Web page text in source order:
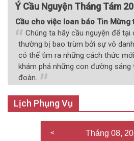
Ý Cầu Nguyện Tháng Tám
Cầu cho việc loan báo Tin
Chúng ta hãy cầu nguyện để tại
thường bị bao trùm bởi sự vô
có thể tìm ra những cách thức
khám phá những con đường sáng
đoàn.
Lịch Phụng Vụ
Tháng 08,